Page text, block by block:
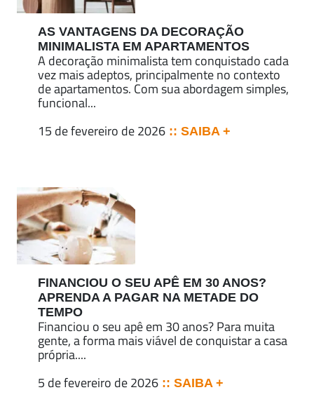
AS VANTAGENS DA DECORAÇÃO
MINIMALISTA EM APARTAMENTOS
A decoração minimalista tem conquistado cada
vez mais adeptos, principalmente no contexto
de apartamentos. Com sua abordagem simples,
funcional...
15 de fevereiro de 2026 :: SAIBA +
FINANCIOU O SEU APÊ EM 30 ANOS?
APRENDA A PAGAR NA METADE DO
TEMPO
Financiou o seu apê em 30 anos? Para muita
gente, a forma mais viável de conquistar a casa
própria....
5 de fevereiro de 2026 :: SAIBA +